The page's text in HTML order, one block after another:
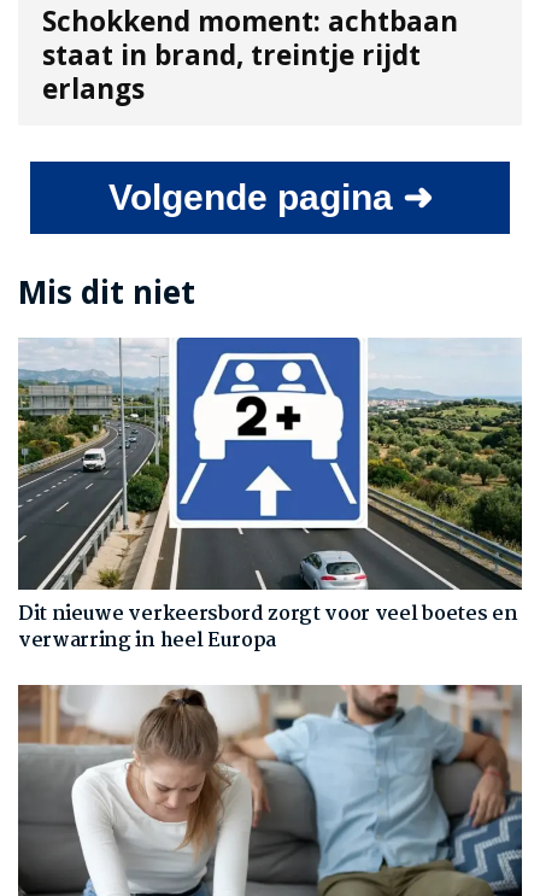
Schokkend moment: achtbaan
staat in brand, treintje rijdt
erlangs
Volgende pagina ➜
Mis dit niet
Dit nieuwe verkeersbord zorgt voor veel boetes en
verwarring in heel Europa